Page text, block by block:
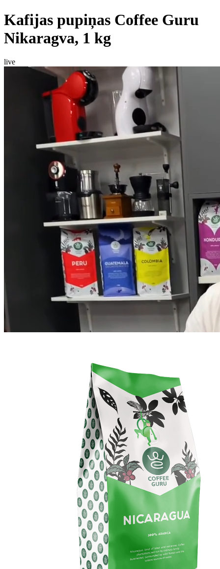
Kafijas pupiņas Coffee Guru
Nikaragva, 1 kg
live